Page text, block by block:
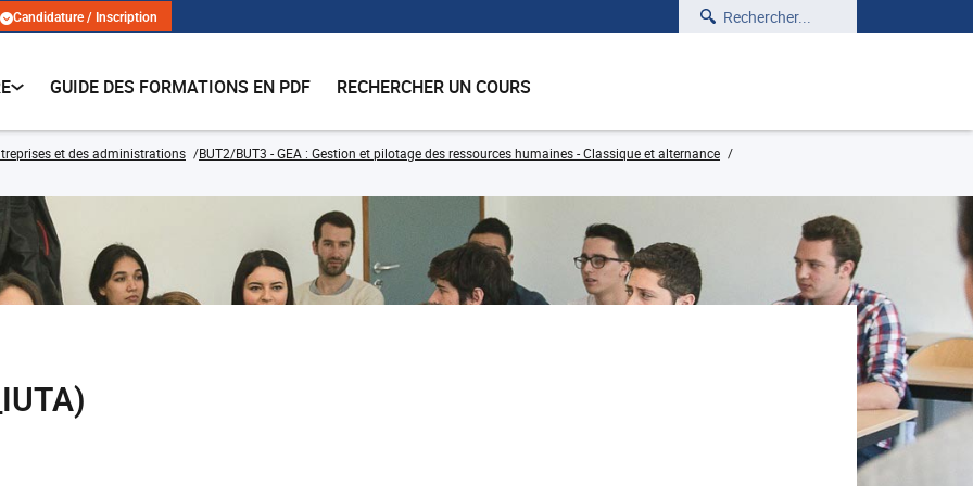
Candidature / Inscription Rechercher
GUIDE DES FORMATIONS EN PDF RECHERCHER UN COURS
et des administrations
BUT2/BUT3 - GEA : Gestion et pilotage des ressources humaines - Classique et alternance